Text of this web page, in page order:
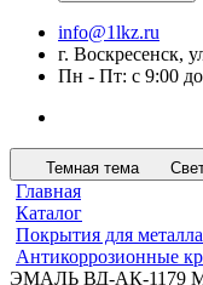
info@1lkz.ru
г. Воскресенск,
Пн - Пт: с 9:00
Темная тема
Главная
Каталог
Покрытия для
Антикоррозионные
ЭМАЛЬ ВД-АК-1179